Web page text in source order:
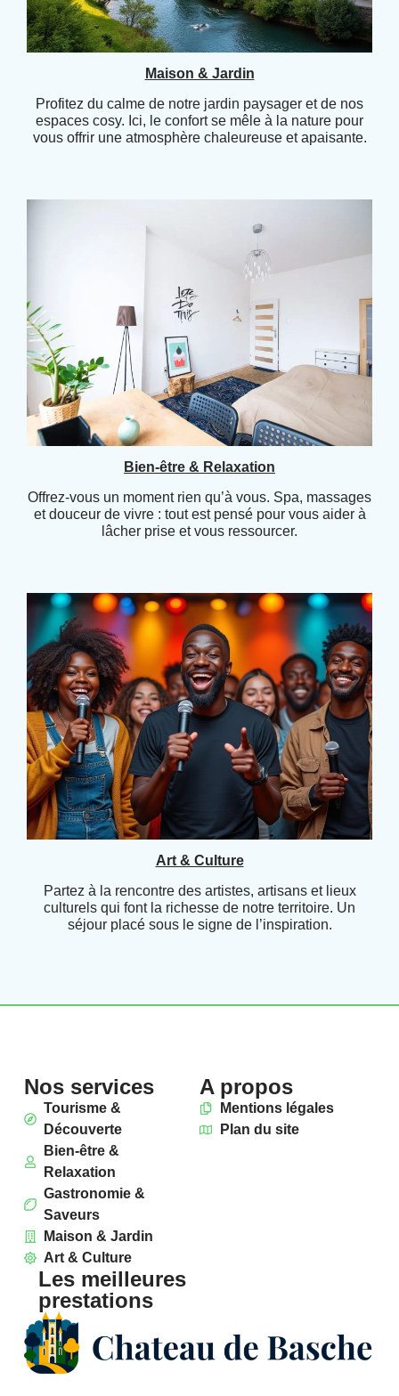
Maison & Jardin
Profitez du calme de notre jardin paysager et de nos
espaces cosy. Ici, le confort se mêle à la nature pour
vous offrir une atmosphère chaleureuse et apaisante.
Bien-être & Relaxation
Offrez-vous un moment rien qu’à vous. Spa, massages
et douceur de vivre : tout est pensé pour vous aider à
lâcher prise et vous ressourcer.
Art & Culture
Partez à la rencontre des artistes, artisans et lieux
culturels qui font la richesse de notre territoire. Un
séjour placé sous le signe de l’inspiration.
Nos services
Tourisme &
Découverte
Bien-être &
Relaxation
Gastronomie &
Saveurs
Maison & Jardin
Art & Culture
A propos
Mentions légales
Plan du site
Les meilleures
prestations